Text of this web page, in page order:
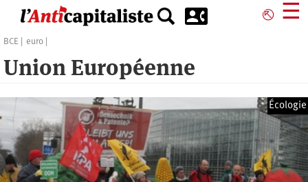
contenu
⎋ ☰
BCE euro
Union Européenne
Écologie